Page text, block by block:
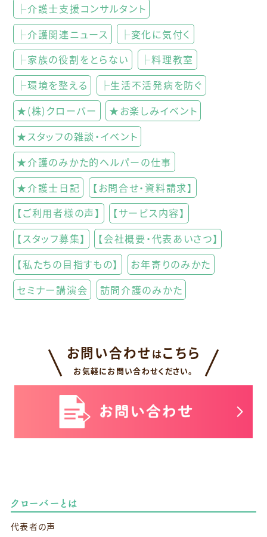
├介護士支援コンサルタント
├介護関連ニュース
├変化に気付く
├家族の役割をとらない
├料理教室
├環境を整える
├生活不活発病を防ぐ
★(株)クローバー
★お楽しみイベント
★スタッフの雑談・イベント
★介護のみかた的ヘルパーの仕事
★介護士日記
【お問合せ・資料請求】
【ご利用者様の声】
【サービス内容】
【スタッフ募集】
【会社概要・代表あいさつ】
【私たちの目指すもの】
お年寄りのみかた
セミナー講演会
訪問介護のみかた
お問い合わせ はこちら
お気軽にお問い合わせください。
クローバーとは
代表者の声